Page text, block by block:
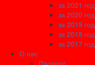
за 2021 год
за 2020 год
за 2019 год
за 2018 год
за 2017 год
О нас